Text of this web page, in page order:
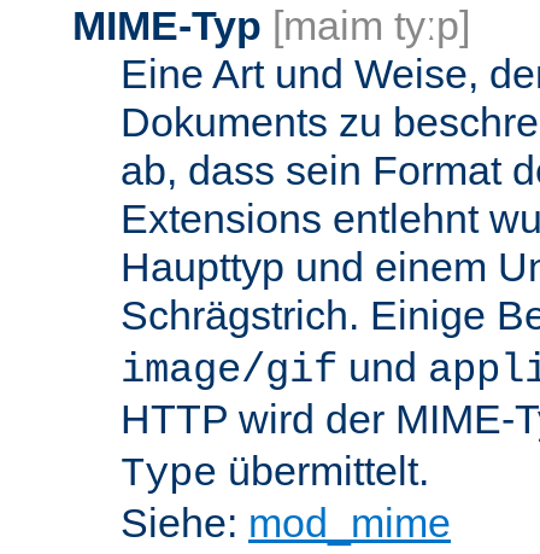
MIME-Typ [maim tyːp]
Eine Art und Weise,
Dokuments zu
ab, dass sein Format
Extensions entlehnt
Haupttyp und einem
Schrägstrich. Einige
image/gif und
HTTP wird der MIME-
Type übermittelt.
Siehe: mod_mime